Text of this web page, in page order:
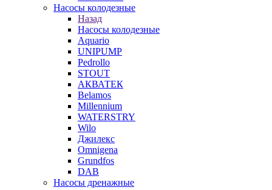
Насосы колодезные
Назад
Насосы колодезные
Aquario
UNIPUMP
Pedrollo
STOUT
АКВАТЕК
Belamos
Millennium
WATERSTRY
Wilo
Джилекс
Omnigena
Grundfos
DAB
Насосы дренажные